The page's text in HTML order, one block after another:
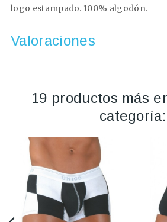
logo estampado. 100% algodón.
Valoraciones
19 productos más
categoría: